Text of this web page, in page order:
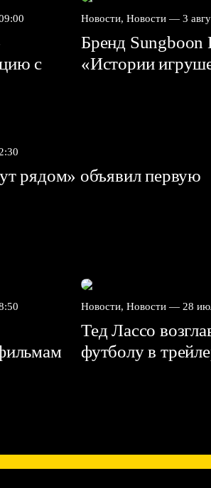
с
Новости, Новости — 3
Бренд Sungboon
«Истории
рядом» объявил первую
Новости, Новости — 28
Тед Лассо
футболу в